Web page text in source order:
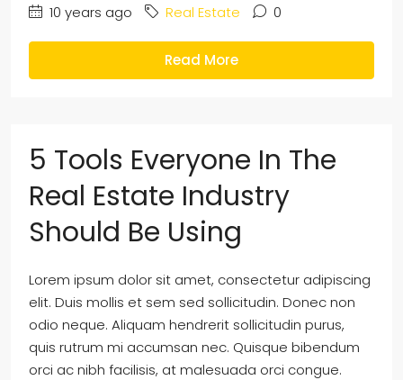
10 years ago Real Estate 0
Read More
5 Tools Everyone In The
Real Estate Industry
Should Be Using
Lorem ipsum dolor sit amet, consectetur adipiscing
elit. Duis mollis et sem sed sollicitudin. Donec non
odio neque. Aliquam hendrerit sollicitudin purus,
quis rutrum mi accumsan nec. Quisque bibendum
orci ac nibh facilisis, at malesuada orci congue.